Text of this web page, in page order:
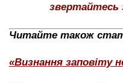
звертайтесь
Читайте також
«Визнання заповіту